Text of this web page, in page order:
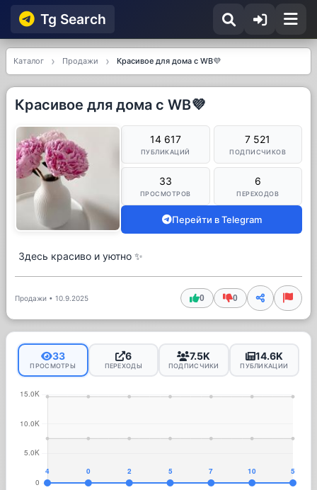
Tg Searсh
Каталог Продажи Красивое для дома с WB💜
Красивое для дома с WB💜
14 617
ПУБЛИКАЦИЙ
7 521
ПОДПИСЧИКОВ
33
ПРОСМОТРОВ
6
ПЕРЕХОДОВ
Перейти в Telegram
Здесь красиво и уютно ✨
Продажи • 10.9.2025 0 0
33
ПРОСМОТРЫ
6
ПЕРЕХОДЫ
7.5K
ПОДПИСЧИКИ
14.6K
ПУБЛИКАЦИИ